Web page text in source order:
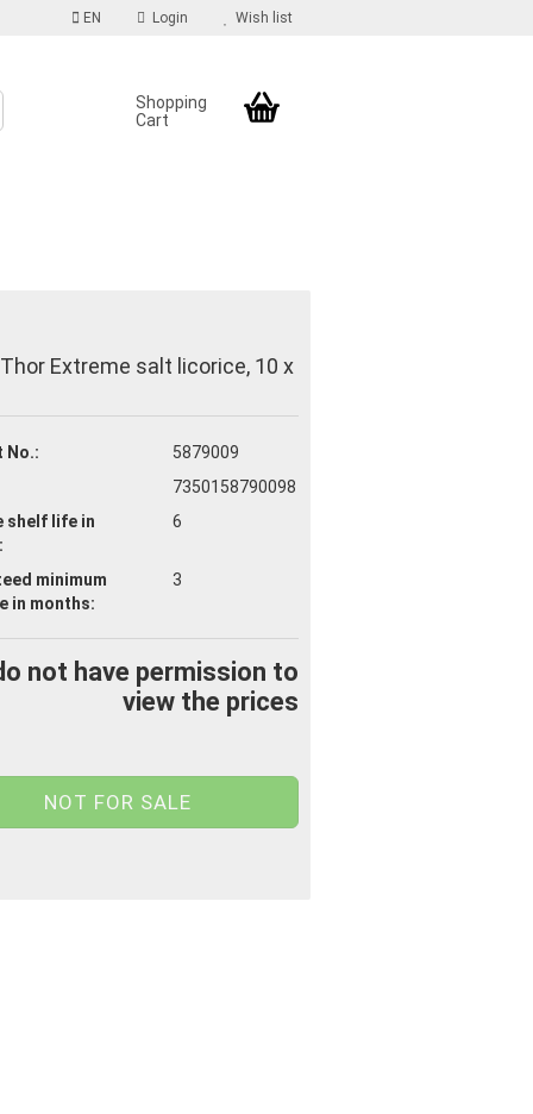
EN Login Wish list
Shopping
Cart
Extreme salt licorice, 10 x
No.:
5879009
7350158790098
shelf life in
6
minimum
in months:
3
not have permission to
view the prices